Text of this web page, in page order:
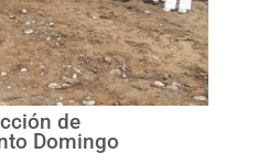
de
Domingo